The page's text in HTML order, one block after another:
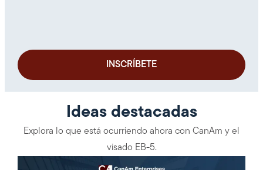
Ideas destacadas
Explora lo que está ocurriendo ahora con CanAm y el
visado EB-5.